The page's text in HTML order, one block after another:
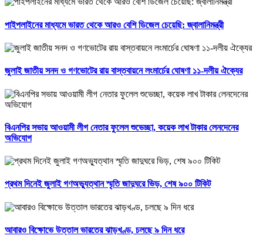
পাইপলাইনের মাধ্যমে ভারত থেকে আরও বেশি ডিজেল চেয়েছি: জ্বালানিমন্ত্রী
জুলাই জাতীয় সনদ ও গণভোটের রায় বাস্তবায়নে লংমার্চের ঘোষণা ১১-দলীয় ঐক্যের
বিএনপির সভায় আওয়ামী লীগ নেতার ফুলেল শুভেচ্ছা, কয়েক লাখ টাকার লেনদেনের
অভিযোগ
প্রথম দিনেই জুলাই গণঅভ্যুত্থান স্মৃতি জাদুঘরে ভিড়, শেষ ৯০০ টিকিট
আবারও বিক্ষোভে উত্তাল ভারতের ঝাড়খণ্ড, চলছে ৯ দিন ধরে